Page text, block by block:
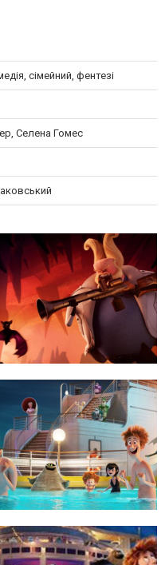
сімейний, фентезі
Селена Гомес